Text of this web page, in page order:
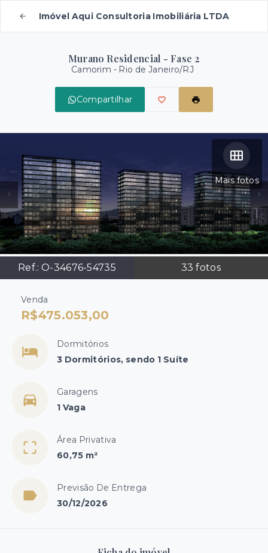
Imóvel Aqui Consultoria Imobiliária LTDA
Murano Residencial - Fase 2
Camorim - Rio de Janeiro/RJ
Compartilhar
Mais fotos
Ref.:O-34676-54735 33 fotos
Venda
R$475.053,00
Dormitórios
3 Dormitórios, sendo 1 Suíte
Garagens
1 Vaga
Área Privativa
60,75 m²
Previsão De Entrega
30/12/2026